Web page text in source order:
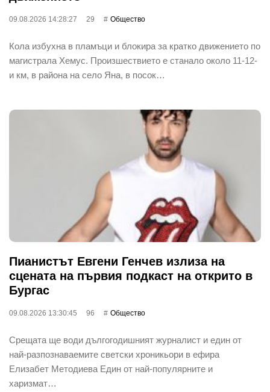
09.08.2026 14:28:27 29 Общество
Кола избухна в пламъци и блокира за кратко движението по
магистрала Хемус. Произшествието е станало около 11-12-
и км, в района на село Яна, в посок…
Пианистът Евгени Генчев излиза на
сцената на първия подкаст на открито в
Бургас
09.08.2026 13:30:45 96 Общество
Срещата ще води дългогодишният журналист и един от
най-разпознаваемите светски хроникьори в ефира
Елизабет Методиева Един от най-популярните и
харизмат…